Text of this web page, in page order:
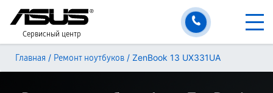
Сервисный центр
Главная / Ремонт ноутбуков / ZenBook 13 UX331UA